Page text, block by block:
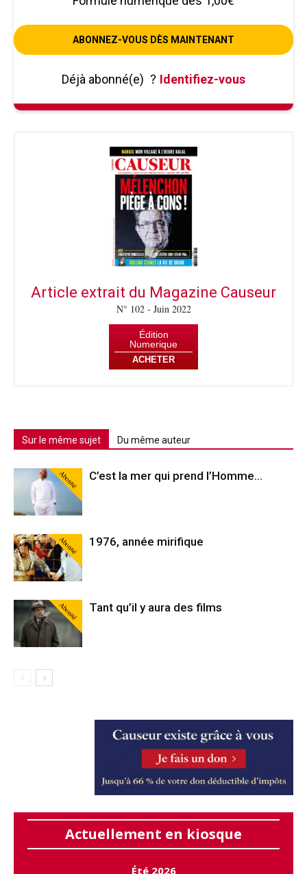
ABONNEZ-VOUS DÈS MAINTENANT
Déjà abonné(e) ? Identifiez-vous
Article extrait du Magazine Causeur
N° 102 - Juin 2022
Édition
Numerique
ACHETER
Sur le même sujet Du même auteur
Abonné C’est la mer qui prend l’Homme…
Abonné 1976, année mirifique
Abonné Tant qu’il y aura des films
Actuellement en kiosque
Été 2026